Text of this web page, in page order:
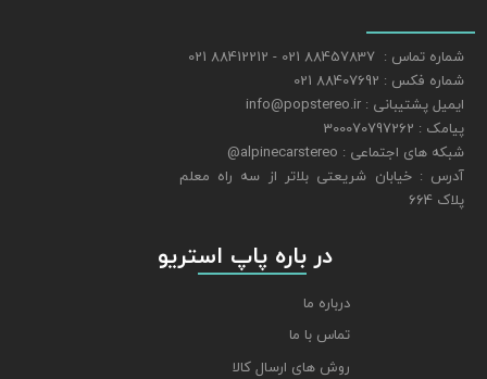
شماره تماس : 88457837 021 - 88412212 021
شماره فکس : 88407692 021
ایمیل پشتیبانی : info@popstereo.ir
پیامک : 300070797262
شبکه های اجتماعی : alpinecarstereo@
​​​​​​​آدرس : خیابان شریعتی بلاتر از سه راه معلم
پلاک 664
​​​​​​​ در باره پاپ استریو
درباره ما
تماس با ما
روش های ارسال کالا